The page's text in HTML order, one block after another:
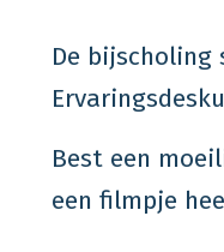
De bijscholing
Best een
een filmpje